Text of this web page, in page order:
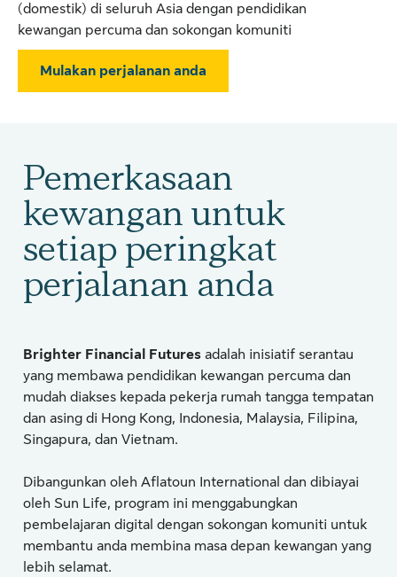
(domestik) di seluruh Asia dengan pendidikan
kewangan percuma dan sokongan komuniti
Mulakan perjalanan anda
Pemerkasaan
kewangan untuk
setiap peringkat
perjalanan anda
Brighter Financial Futures adalah inisiatif serantau
yang membawa pendidikan kewangan percuma dan
mudah diakses kepada pekerja rumah tangga tempatan
dan asing di Hong Kong, Indonesia, Malaysia, Filipina,
Singapura, dan Vietnam.
Dibangunkan oleh Aflatoun International dan dibiayai
oleh Sun Life, program ini menggabungkan
pembelajaran digital dengan sokongan komuniti untuk
membantu anda membina masa depan kewangan yang
lebih selamat.